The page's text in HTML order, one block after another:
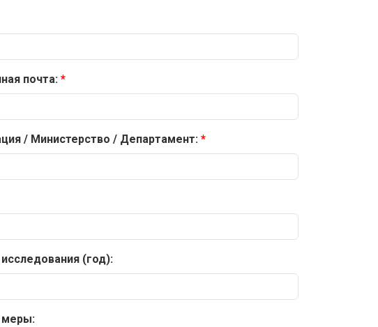
почта:
/ Министерство / Департамент:
(год):
меры: